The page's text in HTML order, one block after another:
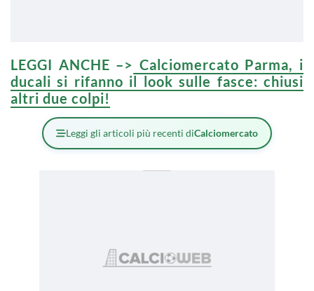
LEGGI ANCHE –> Calciomercato Parma, i
ducali si rifanno il look sulle fasce: chiusi
altri due colpi!
Leggi gli articoli più recenti diCalciomercato